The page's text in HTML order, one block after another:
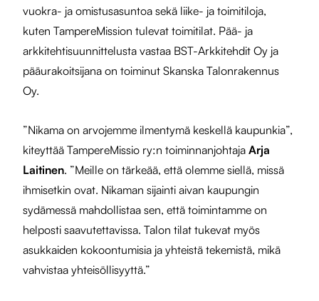
vuokra- ja omistusasuntoa sekä liike- ja toimitiloja,
kuten TampereMission tulevat toimitilat. Pää- ja
arkkitehtisuunnittelusta vastaa BST-Arkkitehdit Oy ja
pääurakoitsijana on toiminut Skanska Talonrakennus
Oy.
”Nikama on arvojemme ilmentymä keskellä kaupunkia”,
kiteyttää TampereMissio ry:n toiminnanjohtaja Arja
Laitinen. ”Meille on tärkeää, että olemme siellä, missä
ihmisetkin ovat. Nikaman sijainti aivan kaupungin
sydämessä mahdollistaa sen, että toimintamme on
helposti saavutettavissa. Talon tilat tukevat myös
asukkaiden kokoontumisia ja yhteistä tekemistä, mikä
vahvistaa yhteisöllisyyttä.”